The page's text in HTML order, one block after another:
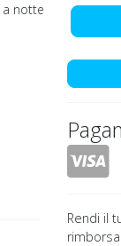
a notte
Rendi il